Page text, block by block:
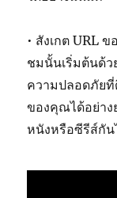
• สังเกต URL
ชมนั้นเริ่มต้นด้ว
ความปลอดภัย
ของคุณได้อย่าง
หนังหรือซีรีส์กัน